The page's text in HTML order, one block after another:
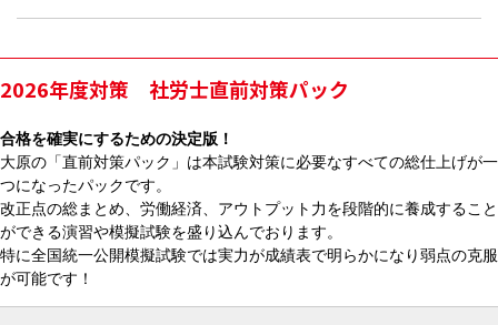
2026年度対策 社労士直前対策パック
合格を確実にするための決定版！
大原の「直前対策パック」は本試験対策に必要なすべての総仕上げが一
つになったパックです。
改正点の総まとめ、労働経済、アウトプット力を段階的に養成すること
ができる演習や模擬試験を盛り込んでおります。
特に全国統一公開模擬試験では実力が成績表で明らかになり弱点の克服
が可能です！